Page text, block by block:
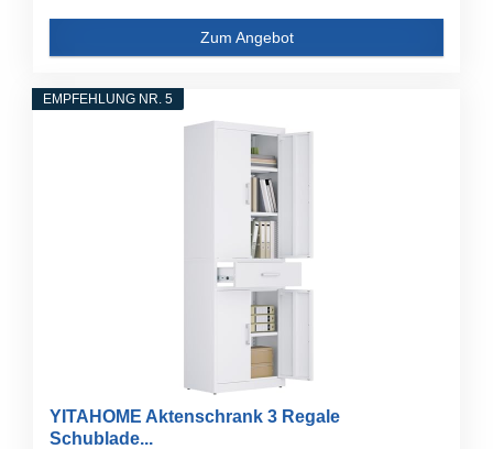
Zum Angebot
EMPFEHLUNG NR. 5
YITAHOME Aktenschrank 3 Regale
Schublade...